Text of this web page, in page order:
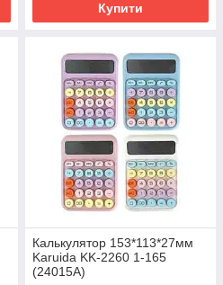
Купити
Калькулятор 153*113*27мм
Karuida KK-2260 1-165
(24015А)